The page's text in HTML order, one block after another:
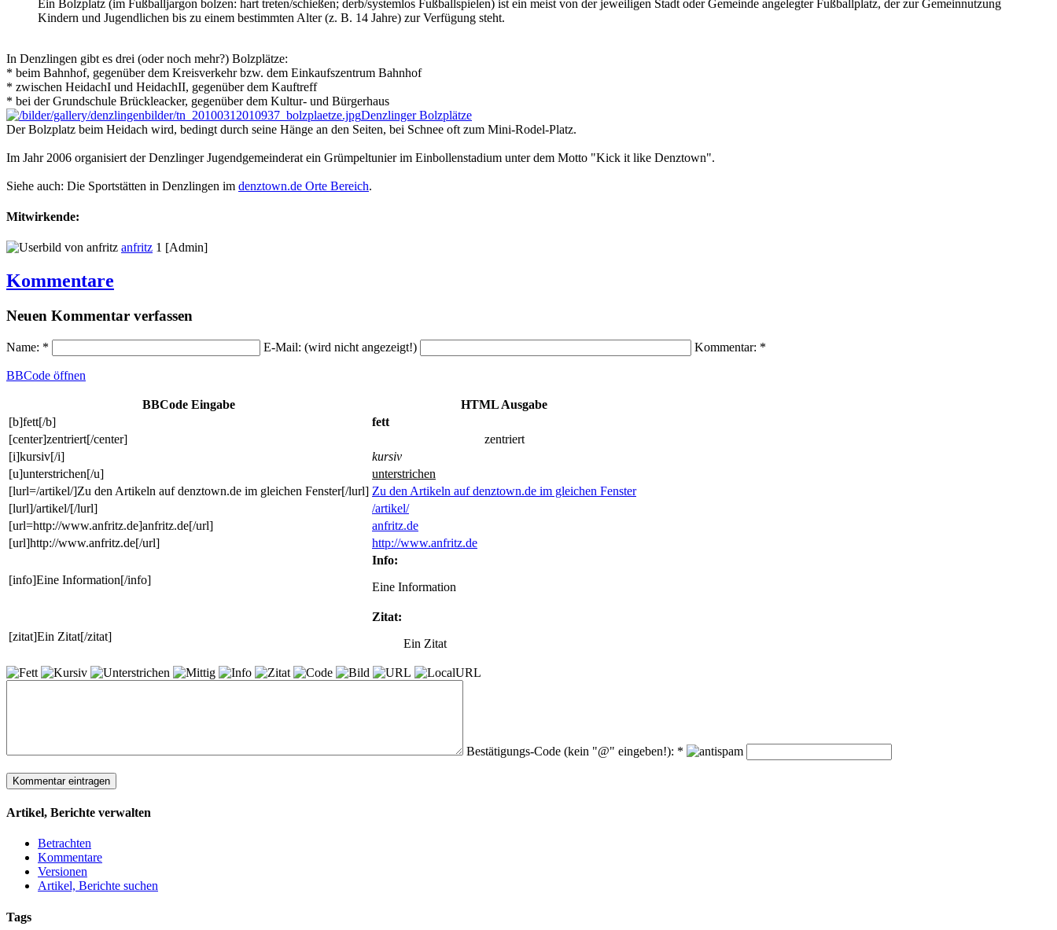
Ein Bolzplatz (im Fußballjargon bolzen: hart treten/schießen; derb/systemlos Fußballspielen) ist ein meist von der jeweiligen Stadt oder Gemeinde angelegter Fußballplatz, der zur Gemeinnutzung
Kindern und Jugendlichen bis zu einem bestimmten Alter (z. B. 14 Jahre) zur Verfügung steht.
In Denzlingen gibt es drei (oder noch mehr?) Bolzplätze:
* beim Bahnhof, gegenüber dem Kreisverkehr bzw. dem Einkaufszentrum Bahnhof
* zwischen HeidachI und HeidachII, gegenüber dem Kauftreff
* bei der Grundschule Brückleacker, gegenüber dem Kultur- und Bürgerhaus
Denzlinger Bolzplätze
Der Bolzplatz beim Heidach wird, bedingt durch seine Hänge an den Seiten, bei Schnee oft zum Mini-Rodel-Platz.
Im Jahr 2006 organisiert der Denzlinger Jugendgemeinderat ein Grümpeltunier im Einbollenstadium unter dem Motto "Kick it like Denztown".
Siehe auch: Die Sportstätten in Denzlingen im denztown.de Orte Bereich.
Mitwirkende:
anfritz 1 [Admin]
Kommentare
Neuen Kommentar verfassen
Name: * E-Mail: (wird nicht angezeigt!) Kommentar: *
BBCode öffnen
BBCode Eingabe
HTML Ausgabe
[b]fett[/b]
fett
[center]zentriert[/center]
zentriert
[i]kursiv[/i]
kursiv
[u]unterstrichen[/u]
unterstrichen
[lurl=/artikel/]Zu den Artikeln auf denztown.de im gleichen Fenster[/lurl] Zu den Artikeln auf denztown.de im gleichen Fenster
[lurl]/artikel/[/lurl]
/artikel/
[url=http://www.anfritz.de]anfritz.de[/url]
anfritz.de
[url]http://www.anfritz.de[/url]
http://www.anfritz.de
[info]Eine Information[/info]
Info:
Eine Information
[zitat]Ein Zitat[/zitat]
Zitat:
Ein Zitat
Bestätigungs-Code (kein "@" eingeben!): *
Artikel, Berichte verwalten
Betrachten
Kommentare
Versionen
Artikel, Berichte suchen
Tags